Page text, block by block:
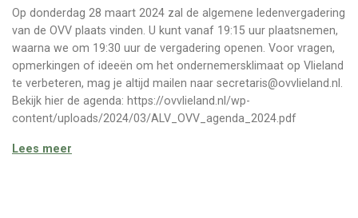
Op donderdag 28 maart 2024 zal de algemene ledenvergadering
van de OVV plaats vinden. U kunt vanaf 19:15 uur plaatsnemen,
waarna we om 19:30 uur de vergadering openen. Voor vragen,
opmerkingen of ideeën om het ondernemersklimaat op Vlieland
te verbeteren, mag je altijd mailen naar secretaris@ovvlieland.nl.
Bekijk hier de agenda: https://ovvlieland.nl/wp-
content/uploads/2024/03/ALV_OVV_agenda_2024.pdf
Lees meer